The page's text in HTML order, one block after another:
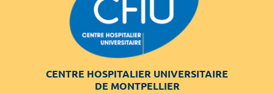
CENTRE HOSPITALIER UNIVERSITAIRE
DE MONTPELLIER